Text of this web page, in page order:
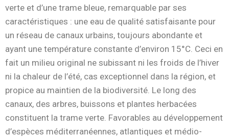
verte et d’une trame bleue, remarquable par ses
caractéristiques : une eau de qualité satisfaisante pour
un réseau de canaux urbains, toujours abondante et
ayant une température constante d’environ 15°C. Ceci en
fait un milieu original ne subissant ni les froids de l’hiver
ni la chaleur de l’été, cas exceptionnel dans la région, et
propice au maintien de la biodiversité. Le long des
canaux, des arbres, buissons et plantes herbacées
constituent la trame verte. Favorables au développement
d’espèces méditerranéennes, atlantiques et médio-